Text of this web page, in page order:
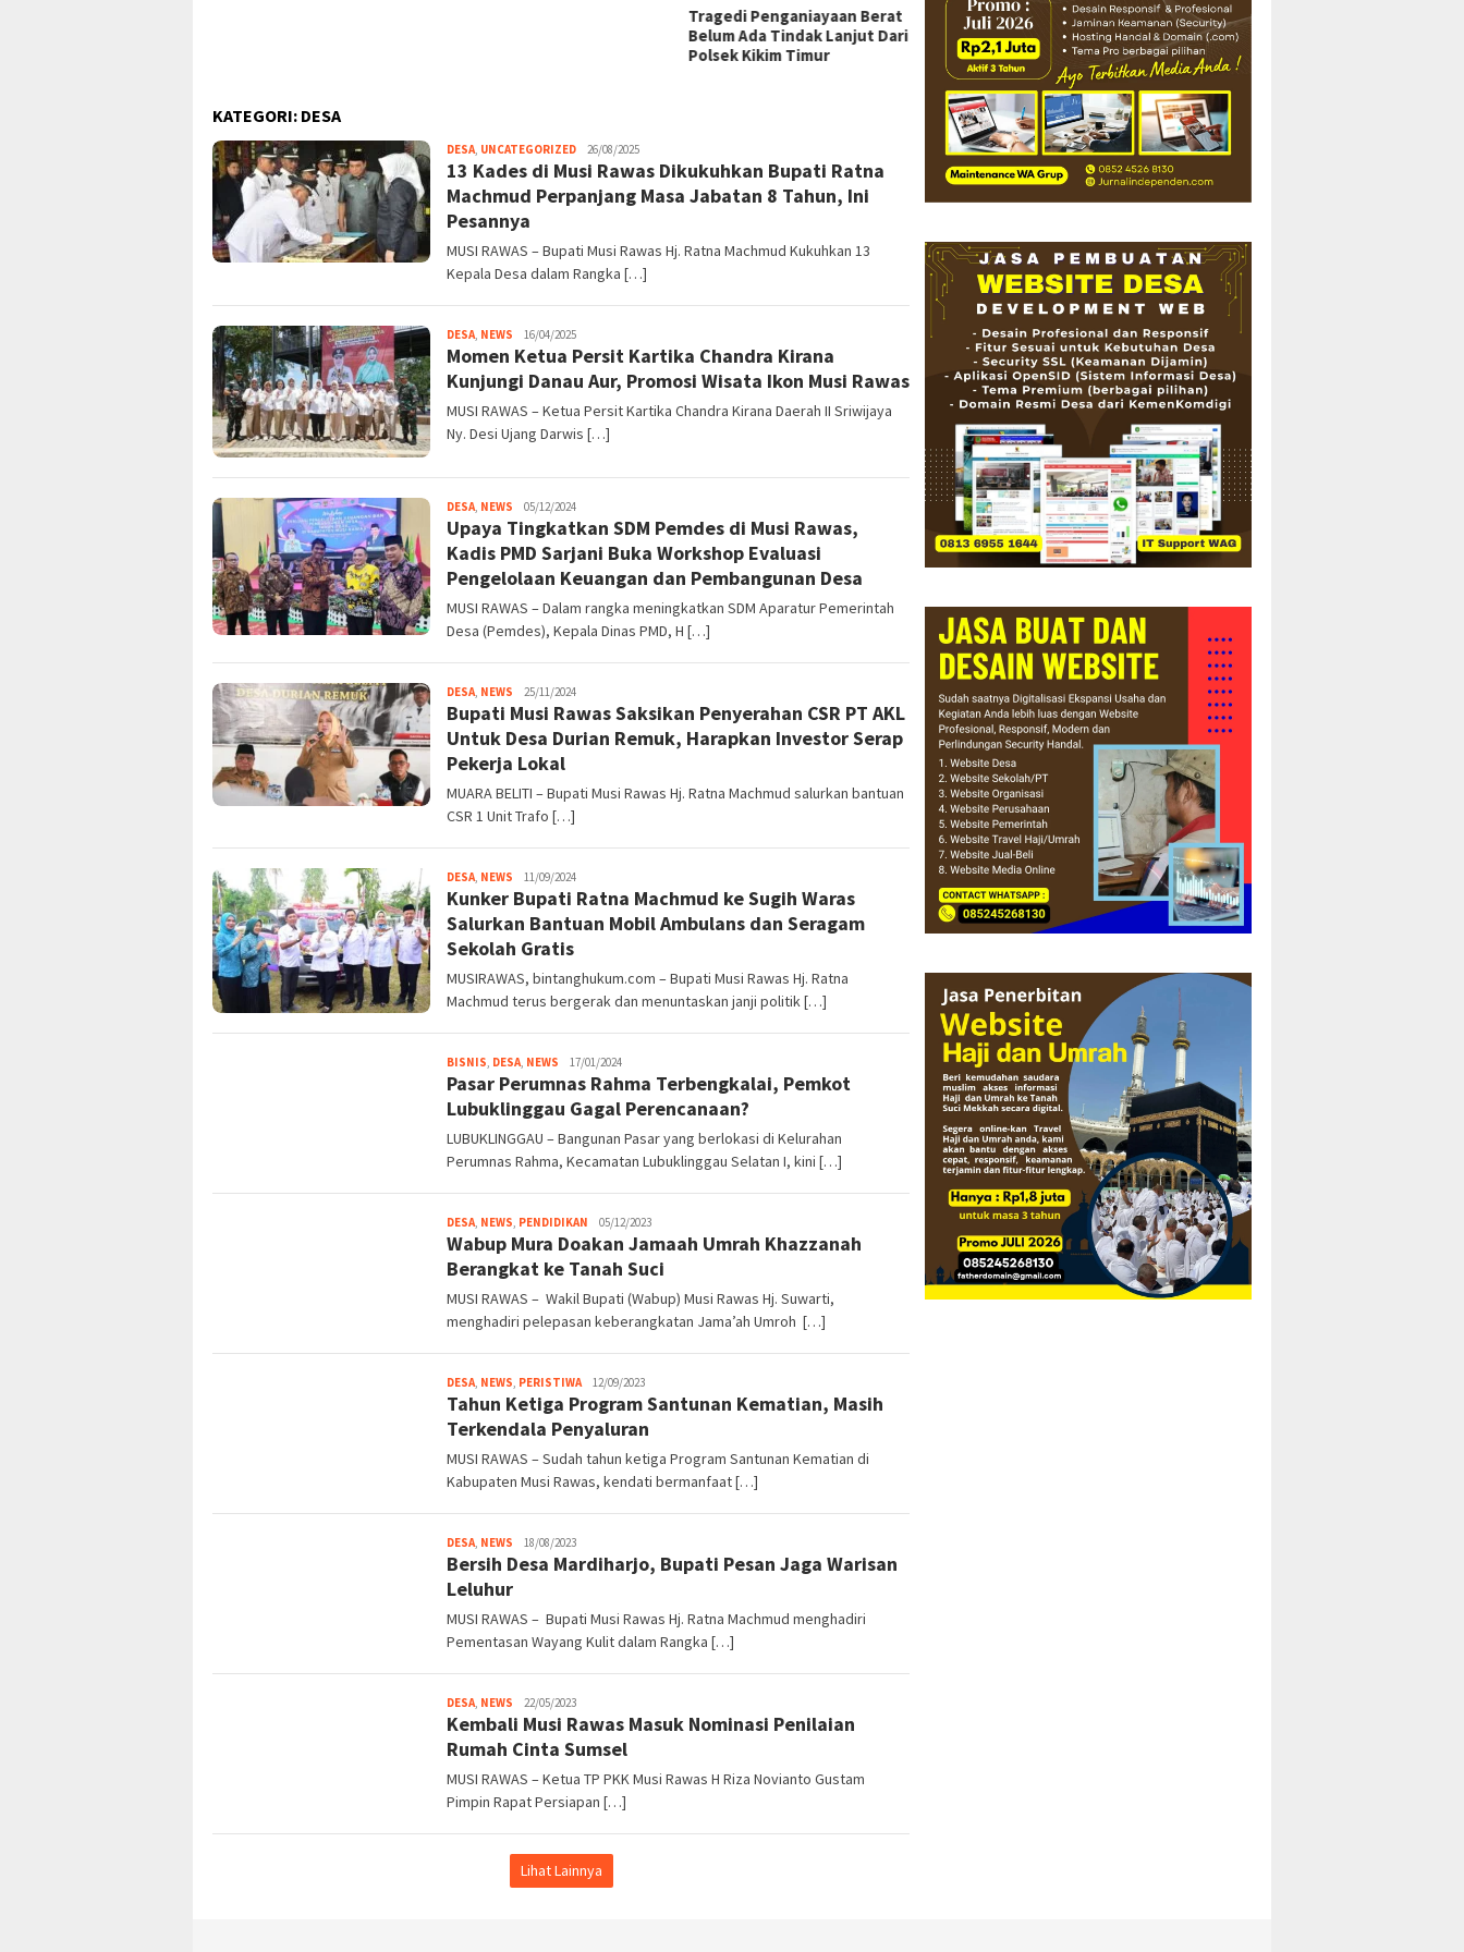
Panitia TKD Karang Taruna
Lahat Buka Pendaftaran
Calon Ketua Baru
KATEGORI: DESA
DESA, UNCATEGORIZED detiklinggau@gmail.com
26/08/2025
13 Kades di Musi Rawas Dikukuhkan Bupati Ratna
Machmud Perpanjang Masa Jabatan 8 Tahun, Ini
Pesannya
MUSI RAWAS – Bupati Musi Rawas Hj. Ratna Machmud Kukuhkan 13
Kepala Desa dalam Rangka […]
DESA, NEWS detiklinggau@gmail.com
16/04/2025
Momen Ketua Persit Kartika Chandra Kirana
Kunjungi Danau Aur, Promosi Wisata Ikon Musi Rawas
MUSI RAWAS – Ketua Persit Kartika Chandra Kirana Daerah II Sriwijaya
Ny. Desi Ujang Darwis […]
DESA, NEWS detiklinggau@gmail.com
05/12/2024
Upaya Tingkatkan SDM Pemdes di Musi Rawas,
Kadis PMD Sarjani Buka Workshop Evaluasi
Pengelolaan Keuangan dan Pembangunan Desa
MUSI RAWAS – Dalam rangka meningkatkan SDM Aparatur Pemerintah
Desa (Pemdes), Kepala Dinas PMD, H […]
DESA, NEWS detiklinggau@gmail.com
25/11/2024
Bupati Musi Rawas Saksikan Penyerahan CSR PT AKL
Untuk Desa Durian Remuk, Harapkan Investor Serap
Pekerja Lokal
MUARA BELITI – Bupati Musi Rawas Hj. Ratna Machmud salurkan bantuan
CSR 1 Unit Trafo […]
DESA, NEWS detiklinggau@gmail.com
11/09/2024
Kunker Bupati Ratna Machmud ke Sugih Waras
Salurkan Bantuan Mobil Ambulans dan Seragam
Sekolah Gratis
MUSIRAWAS, bintanghukum.com – Bupati Musi Rawas Hj. Ratna
Machmud terus bergerak dan menuntaskan janji politik […]
BISNIS, DESA, NEWS detiklinggau@gmail.com
17/01/2024
Pasar Perumnas Rahma Terbengkalai, Pemkot
Lubuklinggau Gagal Perencanaan?
LUBUKLINGGAU – Bangunan Pasar yang berlokasi di Kelurahan
Perumnas Rahma, Kecamatan Lubuklinggau Selatan I, kini […]
DESA, NEWS, PENDIDIKAN detiklinggau@gmail.com
05/12/2023
Wabup Mura Doakan Jamaah Umrah Khazzanah
Berangkat ke Tanah Suci
MUSI RAWAS – Wakil Bupati (Wabup) Musi Rawas Hj. Suwarti,
menghadiri pelepasan keberangkatan Jama’ah Umroh […]
DESA, NEWS, PERISTIWAdetiklinggau@gmail.com
12/09/2023
Tahun Ketiga Program Santunan Kematian, Masih
Terkendala Penyaluran
MUSI RAWAS – Sudah tahun ketiga Program Santunan Kematian di
Kabupaten Musi Rawas, kendati bermanfaat […]
DESA, NEWS detiklinggau@gmail.com
18/08/2023
Bersih Desa Mardiharjo, Bupati Pesan Jaga Warisan
Leluhur
MUSI RAWAS – Bupati Musi Rawas Hj. Ratna Machmud menghadiri
Pementasan Wayang Kulit dalam Rangka […]
DESA, NEWS detiklinggau@gmail.com
22/05/2023
Kembali Musi Rawas Masuk Nominasi Penilaian
Rumah Cinta Sumsel
MUSI RAWAS – Ketua TP PKK Musi Rawas H Riza Novianto Gustam
Pimpin Rapat Persiapan […]
Lihat Lainnya